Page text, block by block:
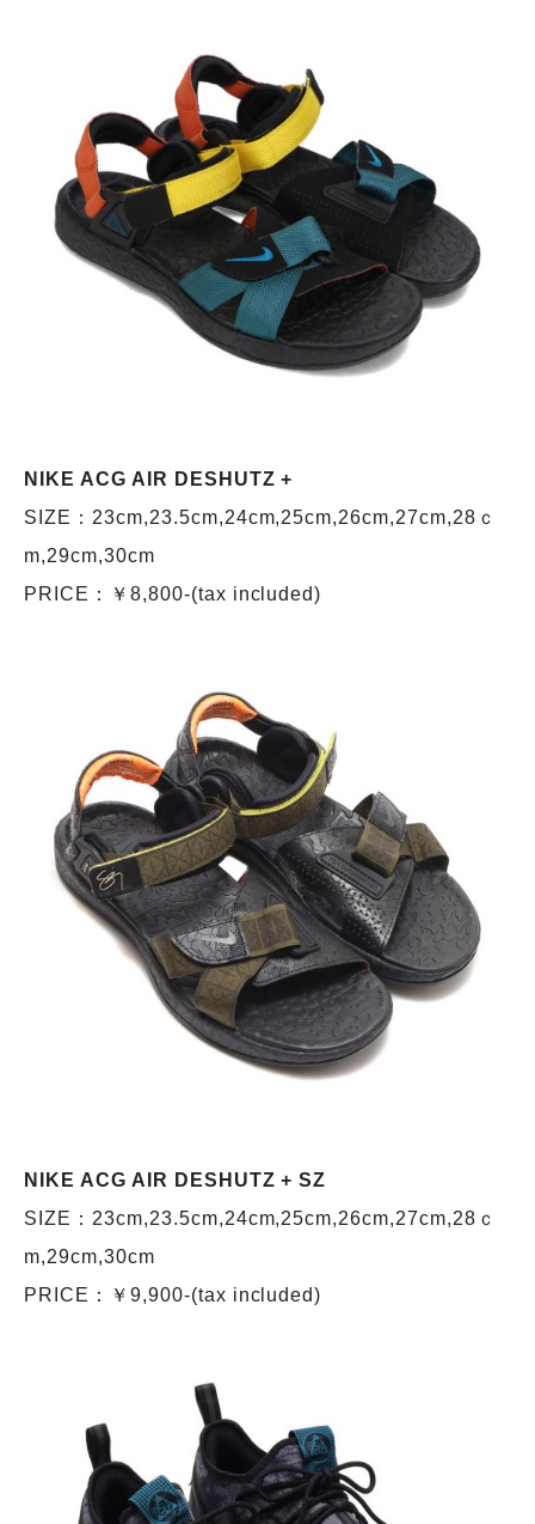
NIKE ACG AIR DESHUTZ +
SIZE：23cm,23.5cm,24cm,25cm,26cm,27cm,28ｃ
m,29cm,30cm
PRICE：￥8,800-(tax included)
NIKE ACG AIR DESHUTZ + SZ
SIZE：23cm,23.5cm,24cm,25cm,26cm,27cm,28ｃ
m,29cm,30cm
PRICE：￥9,900-(tax included)